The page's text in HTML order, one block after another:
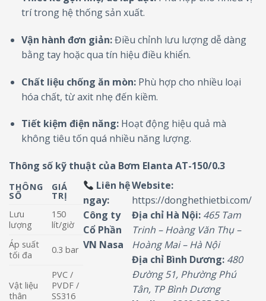
trí trong hệ thống sản xuất.
Vận hành đơn giản:Điều chỉnh lưu lượng dễ dàng
bằng tay hoặc qua tín hiệu điều khiển.
Chất liệu chống ăn mòn:Phù hợp cho nhiều loại
hóa chất, từ axit nhẹ đến kiềm.
Tiết kiệm điện năng:Hoạt động hiệu quả mà
không tiêu tốn quá nhiều năng lượng.
Thông số kỹ thuật của Bơm Elanta AT-150/0.3
THÔNG
SỐ
GIÁ
TRỊ
Lưu
lượng
150
lít/giờ
Áp suất
tối đa
0.3 bar
Vật liệu
thân
PVC /
PVDF /
SS316
Liên hệ
ngay:
Công ty
Cổ Phần
VN Nasa
Website:
https://donghethietbi.com/
Địa chỉ Hà Nội: 465 Tam
Trinh – Hoàng Văn Thụ –
Hoàng Mai – Hà Nội
Địa chỉ Bình Dương: 480
Đường 51, Phường Phú
Tân, TP Bình Dương